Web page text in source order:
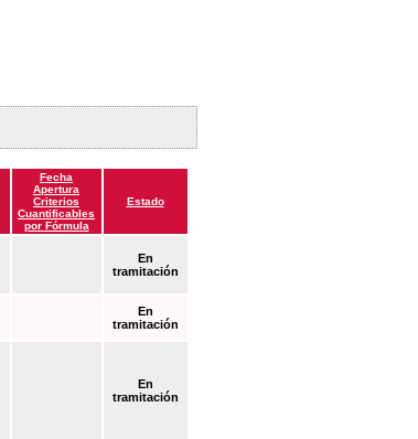
Fecha
Apertura
Criterios
Cuantificables
por Fórmula
Estado
En
tramitación
En
tramitación
En
tramitación